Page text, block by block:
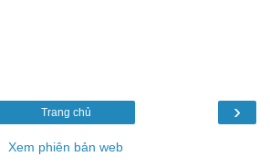
›
Trang chủ
Xem phiên bản web